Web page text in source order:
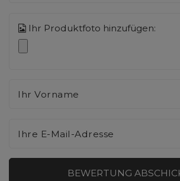
Ihr Produktfoto hinzufügen:
Ihr Vorname
Ihre E-Mail-Adresse
BEWERTUNG